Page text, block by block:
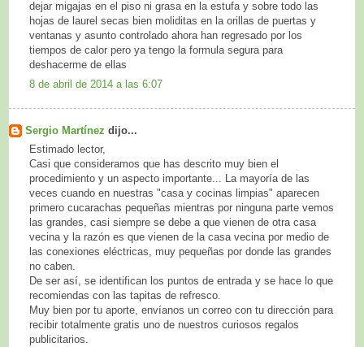
dejar migajas en el piso ni grasa en la estufa y sobre todo las
hojas de laurel secas bien moliditas en la orillas de puertas y
ventanas y asunto controlado ahora han regresado por los
tiempos de calor pero ya tengo la formula segura para
deshacerme de ellas
8 de abril de 2014 a las 6:07
Sergio Martínez dijo...
Estimado lector,
Casi que consideramos que has descrito muy bien el
procedimiento y un aspecto importante... La mayoría de las
veces cuando en nuestras "casa y cocinas limpias" aparecen
primero cucarachas pequeñas mientras por ninguna parte vemos
las grandes, casi siempre se debe a que vienen de otra casa
vecina y la razón es que vienen de la casa vecina por medio de
las conexiones eléctricas, muy pequeñas por donde las grandes
no caben.
De ser así, se identifican los puntos de entrada y se hace lo que
recomiendas con las tapitas de refresco.
Muy bien por tu aporte, envíanos un correo con tu dirección para
recibir totalmente gratis uno de nuestros curiosos regalos
publicitarios.